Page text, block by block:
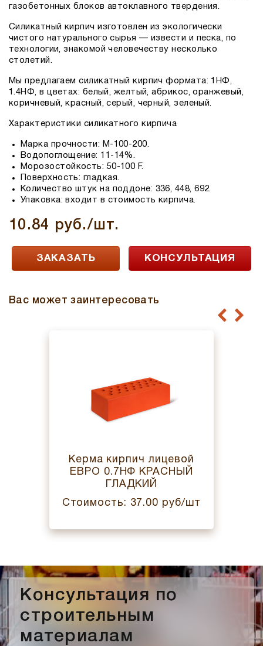
газобетонных блоков автоклавного твердения.
Силикатный кирпич изготовлен из экологически
чистого натурального сырья — извести и песка, по
технологии, знакомой человечеству несколько
столетий.
Мы предлагаем силикатный кирпич формата: 1НФ,
1.4НФ, в цветах: белый, желтый, абрикос, оранжевый,
коричневый, красный, серый, черный, зеленый.
Характеристики силикатного кирпича
Марка прочности: М-100-200.
Водопоглощение: 11-14%.
Морозостойкость: 50-100 F.
Поверхность: гладкая.
Количество штук на поддоне: 336, 448, 692.
Упаковка: входит в стоимость кирпича.
10.84 руб./шт.
ЗАКАЗАТЬ КОНСУЛЬТАЦИЯ
Вас может заинтересовать
Керма кирпич лицевой
ЕВРО 0.7НФ КРАСНЫЙ
ГЛАДКИЙ
Стоимость: 37.00 руб/шт
Консультация по
строительным
материалам